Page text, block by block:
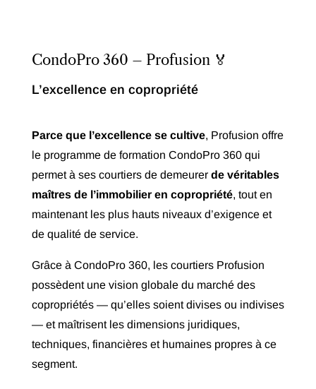
CondoPro 360 – Profusion 🏅
L’excellence en copropriété
Parce que l’excellence se cultive, Profusion offre
le programme de formation CondoPro 360 qui
permet à ses courtiers de demeurer de véritables
maîtres de l’immobilier en copropriété, tout en
maintenant les plus hauts niveaux d’exigence et
de qualité de service.
Grâce à CondoPro 360, les courtiers Profusion
possèdent une vision globale du marché des
copropriétés — qu’elles soient divises ou indivises
— et maîtrisent les dimensions juridiques,
techniques, financières et humaines propres à ce
segment.